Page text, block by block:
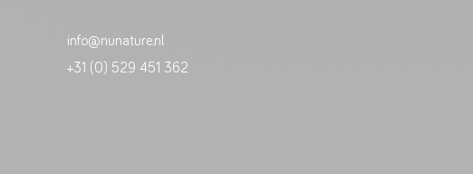
info@nunature.nl
+31 (0) 529 451 362